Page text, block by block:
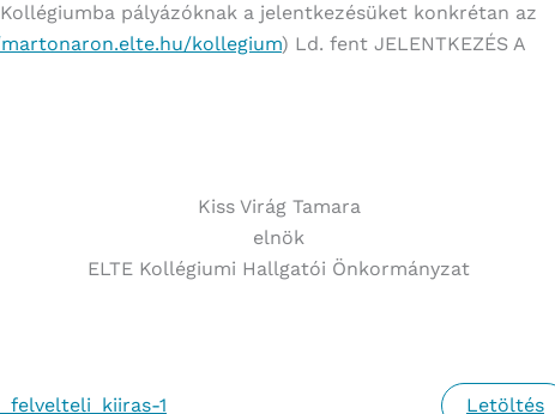
pályázóknak a jelentkezésüket konkrétan az
kollegium) Ld. fent JELENTKEZÉS A
Kiss Virág Tamara
elnök
ELTE Kollégiumi Hallgatói Önkormányzat
1 Letöltés